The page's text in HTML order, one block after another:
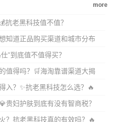
more
抗老黑科技值不值？
知道正品购买渠道和城市分布
”到底值不值得买？
值得吗？🛒海淘靠谱渠道大揭
入？✨抗老黑科技怎么选？🔥
贵妇护肤到底有没有智商税？
？抗老黑科技真的有效吗？🔥